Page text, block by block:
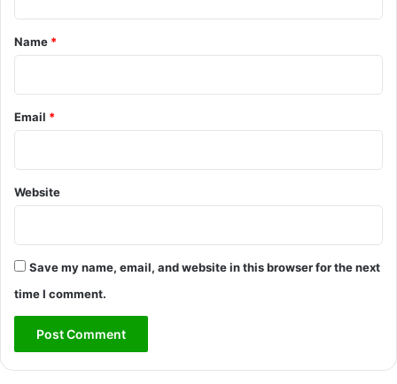
*
Name *
Email *
Website
Save my name, email, and website in this browser for the next
time I comment.